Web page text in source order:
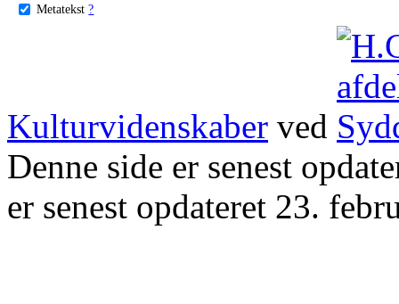
Metatekst ?
Kulturvidenskaber ved
Denne side er senest
er senest opdateret 23.